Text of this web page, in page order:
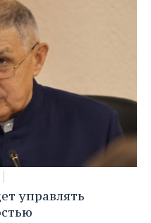
управлять